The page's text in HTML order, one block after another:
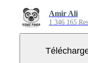
Amir Ali
1 346 165